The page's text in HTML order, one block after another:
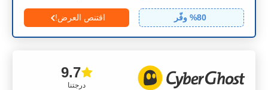
80% وفّر اقتنص العرض!
درجتنا
9.7